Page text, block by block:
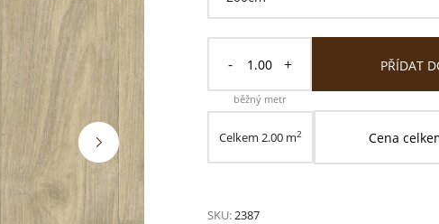
- +
běžný metr
PŘÍDAT
Celkem 2.00m2 Cena
SKU:2387